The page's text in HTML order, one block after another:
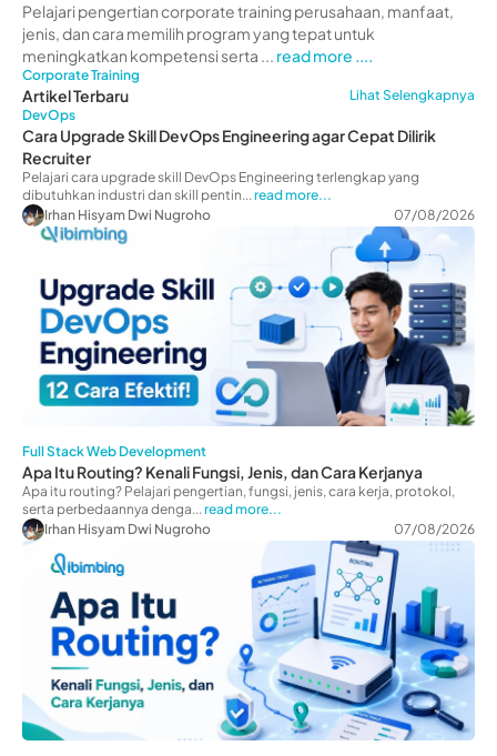
Manfaat
Pelajari pengertian corporate training perusahaan, manfaat,
jenis, dan cara memilih program yang tepat untuk
meningkatkan kompetensi serta ... read more ....
Corporate Training
Artikel Terbaru
Lihat Selengkapnya
DevOps
Cara Upgrade Skill DevOps Engineering agar Cepat Dilirik
Recruiter
Pelajari cara upgrade skill DevOps Engineering terlengkap yang
dibutuhkan industri dan skill pentin...read more...
Irhan Hisyam Dwi Nugroho
07/08/2026
Full Stack Web Development
Apa Itu Routing? Kenali Fungsi, Jenis, dan Cara Kerjanya
Apa itu routing? Pelajari pengertian, fungsi, jenis, cara kerja, protokol,
serta perbedaannya denga...read more...
Irhan Hisyam Dwi Nugroho
07/08/2026